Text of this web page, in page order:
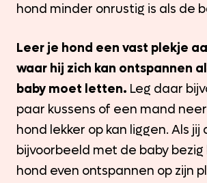
hond minder onrustig is als de
Leer je hond een vast plekje
waar hij zich kan ontspannen
baby moet letten. Leg daar
paar kussens of een mand
hond lekker op kan liggen. Als jij
bijvoorbeeld met de baby bezig
hond even ontspannen op zijn